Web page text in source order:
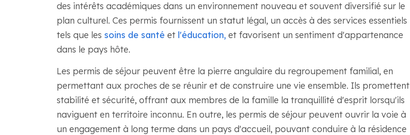
des intérêts académiques dans un environnement nouveau et souvent diversifié sur le
plan culturel. Ces permis fournissent un statut légal, un accès à des services essentiels
tels que les soins de santé et l'éducation,et favorisent un sentiment d'appartenance
dans le pays hôte.
Les permis de séjour peuvent être la pierre angulaire du regroupement familial, en
permettant aux proches de se réunir et de construire une vie ensemble. Ils promettent
stabilité et sécurité, offrant aux membres de la famille la tranquillité d'esprit lorsqu'ils
naviguent en territoire inconnu. En outre, les permis de séjour peuvent ouvrir la voie à
un engagement à long terme dans un pays d'accueil, pouvant conduire à la résidence